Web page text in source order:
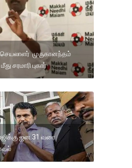
முருகானந்தம்
சரமாரி புகார்
ஜன.31 வரை